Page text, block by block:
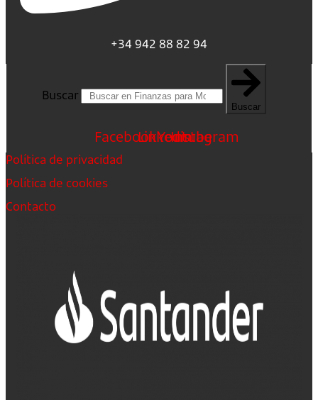
+34 942 88 82 94
Buscar
Buscar
FacebookLinkedin
Youtube
Instagram
Política de privacidad
Política de cookies
Contacto